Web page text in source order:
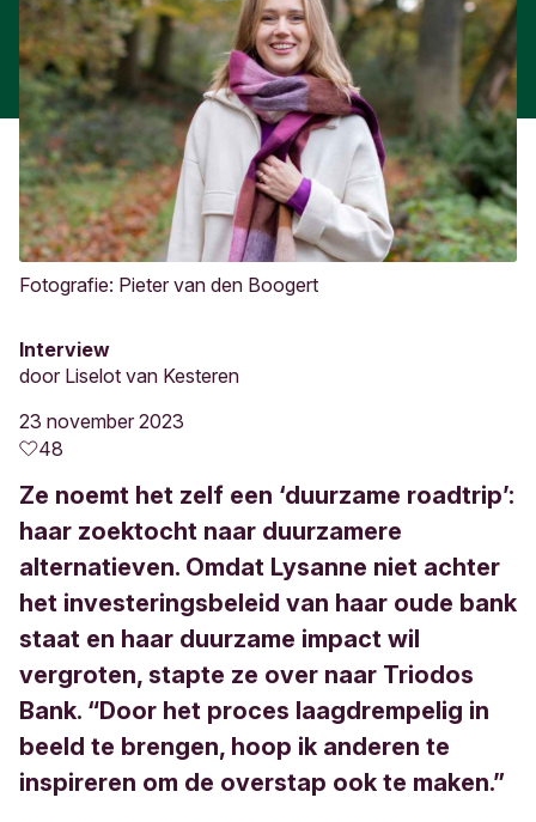
Fotografie: Pieter van den Boogert
Interview
door Liselot van Kesteren
23 november 2023
48
Ze noemt het zelf een ‘duurzame roadtrip’:
haar zoektocht naar duurzamere
alternatieven. Omdat Lysanne niet achter
het investeringsbeleid van haar oude bank
staat en haar duurzame impact wil
vergroten, stapte ze over naar Triodos
Bank. “Door het proces laagdrempelig in
beeld te brengen, hoop ik anderen te
inspireren om de overstap ook te maken.”